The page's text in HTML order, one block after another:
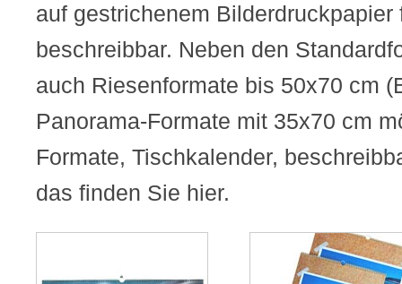
auf gestrichenem
beschreibbar. Neben den
auch Riesenformate bis 50x70 cm
Panorama-Formate mit 35x70 cm
Formate, Tischkalender,
das finden Sie hier.